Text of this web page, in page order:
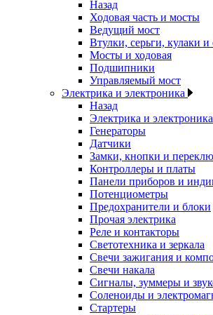
Назад
Ходовая часть и мосты
Ведущий мост
Втулки, серьги, кулаки и
Мосты и ходовая
Подшипники
Управляемый мост
Электрика и электроника
Назад
Электрика и электроника
Генераторы
Датчики
Замки, кнопки и
Контроллеры и платы
Панели приборов и
Потенциометры
Предохранители и блоки
Прочая электрика
Реле и контакторы
Светотехника и зеркала
Свечи зажигания и
Свечи накала
Сигналы, зуммеры и
Соленоиды и
Стартеры